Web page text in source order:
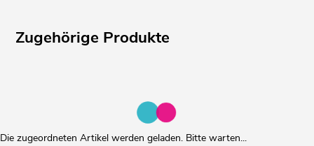
Zugehörige Produkte
Die zugeordneten Artikel werden geladen. Bitte warten...